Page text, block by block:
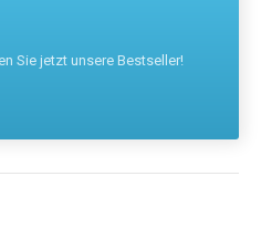
Sie jetzt unsere Bestseller!